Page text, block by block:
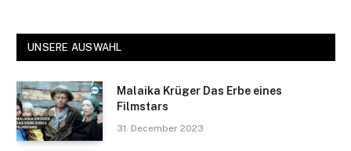
UNSERE AUSWAHL
Malaika Krüger Das Erbe eines
Filmstars
31. December 2023